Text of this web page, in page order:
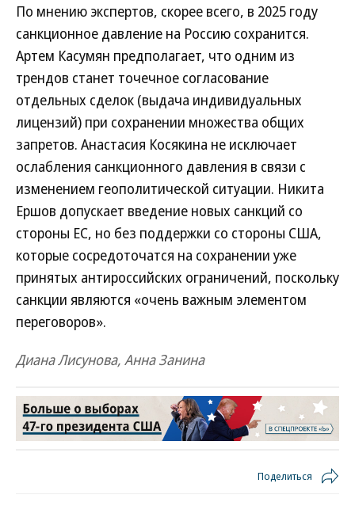
По мнению экспертов, скорее всего, в 2025 году
санкционное давление на Россию сохранится.
Артем Касумян предполагает, что одним из
трендов станет точечное согласование
отдельных сделок (выдача индивидуальных
лицензий) при сохранении множества общих
запретов. Анастасия Косякина не исключает
ослабления санкционного давления в связи с
изменением геополитической ситуации. Никита
Ершов допускает введение новых санкций со
стороны ЕС, но без поддержки со стороны США,
которые сосредоточатся на сохранении уже
принятых антироссийских ограничений, поскольку
санкции являются «очень важным элементом
переговоров».
Диана Лисунова, Анна Занина
Поделиться